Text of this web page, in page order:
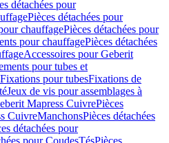
détachées pour
Pièces détachées pour
chauffagePièces détachées pour
pour chauffagePièces détachées
Accessoires pour Geberit
pour tubes et
Fixations pour tubesFixations de
Jeux de vis pour assemblages à
Mapress CuivrePièces
CuivreManchonsPièces détachées
détachées pour
pour CoudesTésPièces